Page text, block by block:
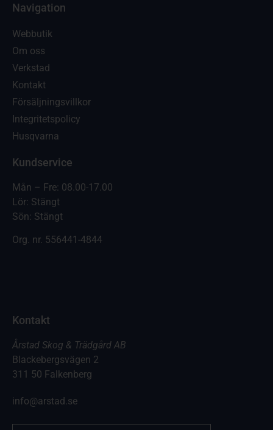
Navigation
Webbutik
Om oss
Verkstad
Kontakt
Försäljningsvillkor
Integritetspolicy
Husqvarna
Kundservice
Mån – Fre: 08.00-17.00
Lör: Stängt
Sön: Stängt
Org. nr. 556441-4844
Kontakt
Årstad Skog & Trädgård AB
Blackebergsvägen 2
311 50 Falkenberg
info@arstad.se